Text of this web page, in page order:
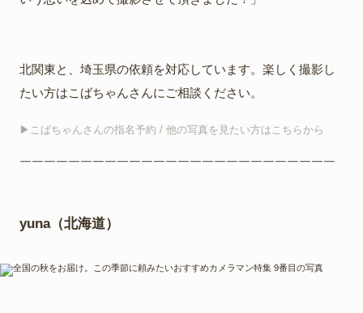
北関東と、埼玉県の依頼を対応しています。楽しく撮影し
たい方はこばちゃんさんにご相談ください。
▶︎こばちゃんさんの指名予約 / 他の写真を見たい方はこちらから
￣￣￣￣￣￣￣￣￣￣￣￣￣￣￣￣￣￣￣￣￣￣￣￣￣￣
yuna（北海道）